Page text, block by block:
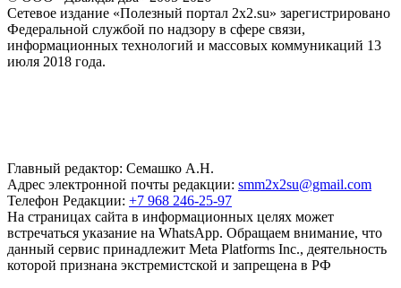
Сетевое издание «Полезный портал 2x2.su» зарегистрировано
Федеральной службой по надзору в сфере связи,
информационных технологий и массовых коммуникаций 13
июля 2018 года.
Главный редактор: Семашко А.Н.
Адрес электронной почты редакции: smm2x2su@gmail.com
Телефон Редакции: +7 968 246-25-97
На страницах сайта в информационных целях может
встречаться указание на WhatsApp. Обращаем внимание, что
данный сервис принадлежит Meta Platforms Inc., деятельность
которой признана экстремистской и запрещена в РФ